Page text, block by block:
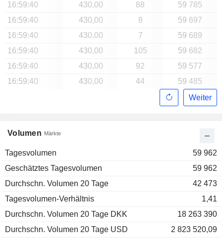
Volumen Märkte
Tagesvolumen
59 962
Geschätztes Tagesvolumen
59 962
Durchschn. Volumen 20 Tage
42 473
Tagesvolumen-Verhältnis
1,41
Durchschn. Volumen 20 Tage DKK
18 263 390
Durchschn. Volumen 20 Tage USD
2 823 520,09
16:59:40
430,00 88
59 785
16:59:40
430,00 8
59 697
16:59:40
430,00 7
59 689
16:59:40
430,00 105
59 682
16:59:40
430,00 92
59 577
16:59:40
430,00 44
59 485
Weiter